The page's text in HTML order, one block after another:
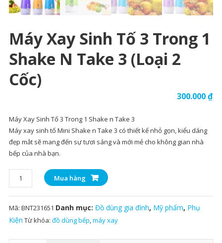
Máy Xay Sinh Tố 3 Trong 1
Shake N Take 3 (loại 2
Cốc)
300.000₫
Máy Xay Sinh Tố 3 Trong 1 Shake n Take 3
Máy xay sinh tố Mini Shake n Take 3 có thiết kế nhỏ gọn, kiểu dáng
đẹp mắt sẽ mang đến sự tươi sáng và mới mẻ cho không gian nhà
bếp của nhà bạn.
Máy
Xay
Sinh
Tố
3
Mua hàng
Mã: BNT231651 Danh mục: Đồ dùng gia đình, Mỹ phẩm, Phụ
Kiện Từ khóa: đồ dùng bếp,máy xay